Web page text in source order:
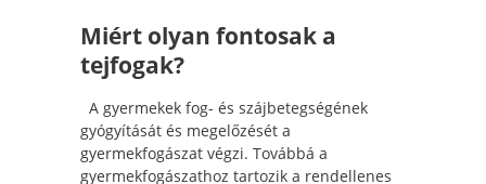
Miért olyan fontosak a
tejfogak?
A gyermekek fog- és szájbetegségének
gyógyítását és megelőzését a
gyermekfogászat végzi. Továbbá a
gyermekfogászathoz tartozik a rendellenes